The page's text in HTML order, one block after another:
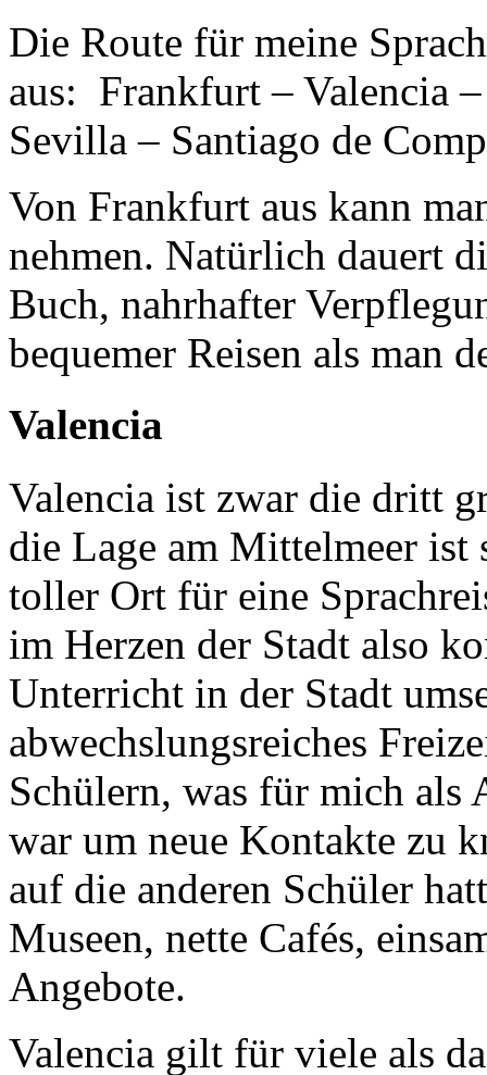
Die Route für meine
aus: Frankfurt – Valencia
Sevilla – Santiago de
Von Frankfurt aus kann
nehmen. Natürlich dauert
Buch, nahrhafter
bequemer Reisen als man
Valencia
Valencia ist zwar die dritt
die Lage am Mittelmeer ist
toller Ort für eine
im Herzen der Stadt also
Unterricht in der Stadt
abwechslungsreiches
Schülern, was für mich
war um neue Kontakte zu
auf die anderen Schüler
Museen, nette Cafés,
Angebote.
Valencia gilt für viele als